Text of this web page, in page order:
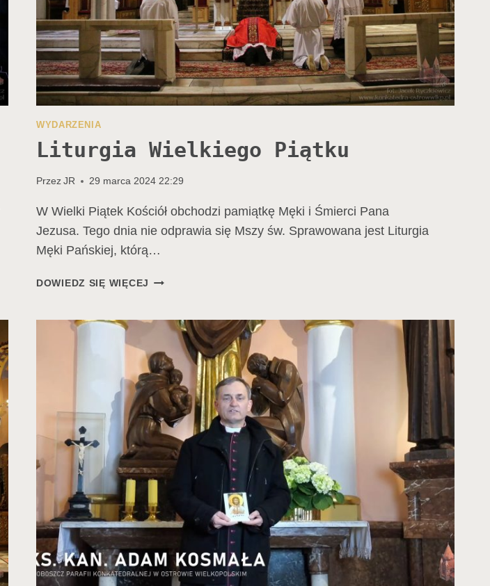
WYDARZENIA
Liturgia Wielkiego Piątku
PrzezJR 29 marca 2024 22:29
W Wielki Piątek Kościół obchodzi pamiątkę Męki i Śmierci Pana
Jezusa. Tego dnia nie odprawia się Mszy św. Sprawowana jest Liturgia
Męki Pańskiej, którą…
DOWIEDZ SIĘ WIĘCEJ LITURGIA